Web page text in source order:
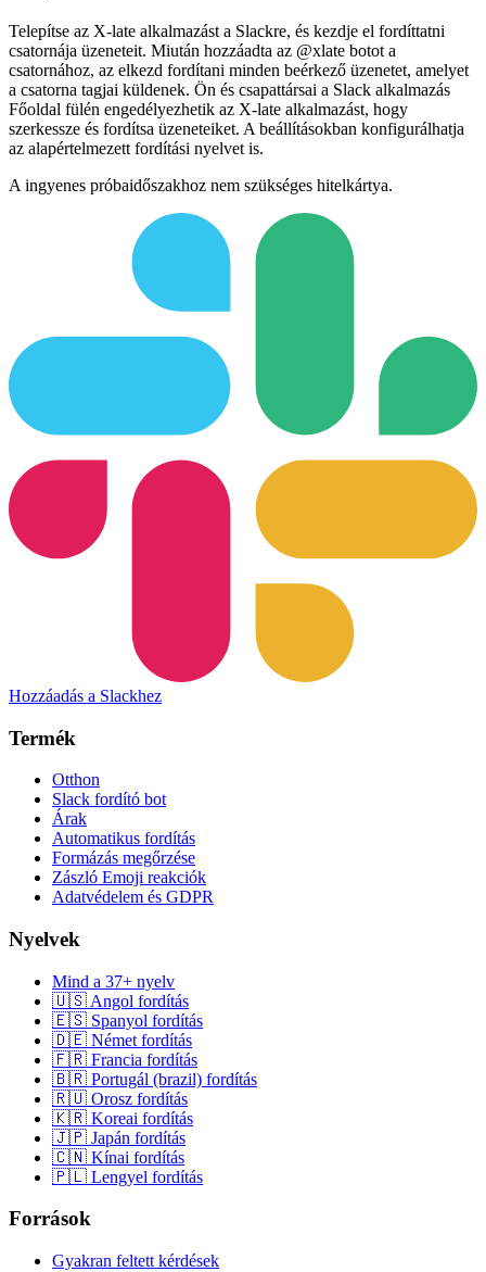
Telepítse az X-late alkalmazást a Slackre, és kezdje el fordíttatni
csatornája üzeneteit. Miután hozzáadta az @xlate botot a
csatornához, az elkezd fordítani minden beérkező üzenetet, amelyet
a csatorna tagjai küldenek. Ön és csapattársai a Slack alkalmazás
Főoldal fülén engedélyezhetik az X-late alkalmazást, hogy
szerkessze és fordítsa üzeneteiket. A beállításokban konfigurálhatja
az alapértelmezett fordítási nyelvet is.
A ingyenes próbaidőszakhoz nem szükséges hitelkártya.
Hozzáadás a Slackhez
Termék
Otthon
Slack fordító bot
Árak
Automatikus fordítás
Formázás megőrzése
Zászló Emoji reakciók
Adatvédelem és GDPR
Nyelvek
Mind a 37+ nyelv
🇺🇸 Angol fordítás
🇪🇸 Spanyol fordítás
🇩🇪 Német fordítás
🇫🇷 Francia fordítás
🇧🇷 Portugál (brazil) fordítás
🇷🇺 Orosz fordítás
🇰🇷 Koreai fordítás
🇯🇵 Japán fordítás
🇨🇳 Kínai fordítás
🇵🇱 Lengyel fordítás
Források
Gyakran feltett kérdések